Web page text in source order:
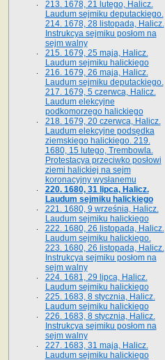
213. 1678, 21 lutego, Halicz.
Laudum sejmiku deputackiego.
214. 1678, 28 listopada, Halicz.
Instrukcya sejmiku posłom na
sejm walny
215. 1679, 25 maja, Halicz.
Laudum sejmiku halickiego
216. 1679, 26 maja, Halicz.
Laudum sejmiku deputackiego.
217. 1679, 5 czerwca, Halicz.
Laudum elekcyjne
podkomorzego halickiego
218. 1679, 20 czerwca, Halicz.
Laudum elekcyjne podsędka
ziemskiego halickiego. 219.
1680, 15 lutego, Trembowla.
Protestacya przeciwko posłowi
ziemi halickiej na sejm
koronacyjny wysłanemu
220. 1680, 31 lipca, Halicz.
Laudum sejmiku halickiego
221. 1680, 9 września, Halicz.
Laudum sejmiku halickiego
222. 1680, 26 listopada, Halicz.
Laudum sejmiku halickiego.
223. 1680, 26 listopada, Halicz.
Instrukcya sejmiku posłom na
sejm walny
224. 1681, 29 lipca, Halicz.
Laudum sejmiku halickiego
225. 1683, 8 stycznia, Halicz.
Laudum sejmiku halickiego
226. 1683, 8 stycznia, Halicz.
Instrukcya sejmiku posłom na
sejm walny
227. 1683, 31 maja, Halicz.
Laudum sejmiku halickiego